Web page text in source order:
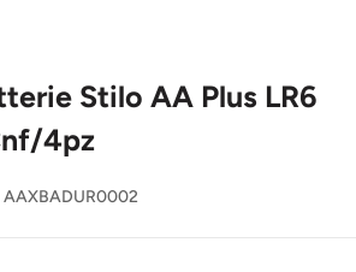
Stilo AA Plus LR6
4pz
AAXBADUR0002